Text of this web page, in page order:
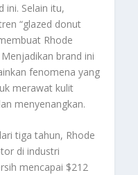
ini. Selain itu,
“glazed donut
Rhode
brand ini
fenomena yang
merawat kulit
menyenangkan.
tiga tahun, Rhode
di industri
mencapai $212